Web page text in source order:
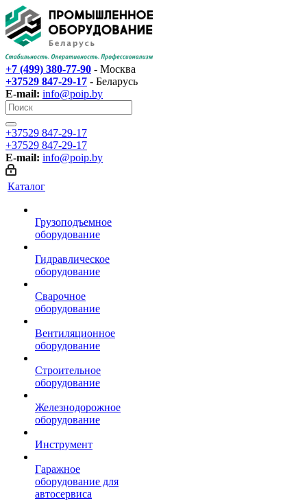
+7 (499) 380-77-90 - Москва
+37529 847-29-17‬ - Беларусь
E-mail: info@poip.by
+37529 847-29-17‬
+37529 847-29-17‬
E-mail: info@poip.by
Каталог
Грузоподъемное
оборудование
Гидравлическое
оборудование
Сварочное
оборудование
Вентиляционное
оборудование
Строительное
оборудование
Железнодорожное
оборудование
Инструмент
Гаражное
оборудование для
автосервиса